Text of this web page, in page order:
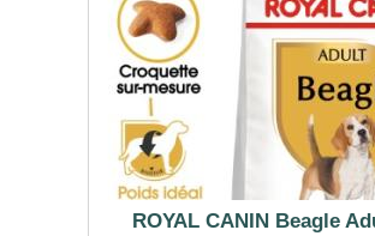
ROYAL CANIN Beagle